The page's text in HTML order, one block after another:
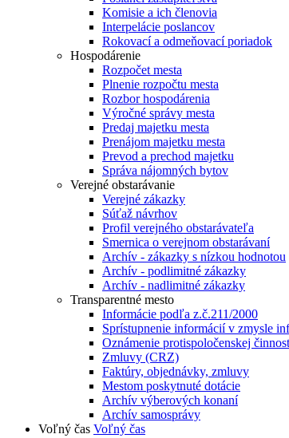
Komisie a ich členovia
Interpelácie poslancov
Rokovací a odmeňovací poriadok
Hospodárenie
Rozpočet mesta
Plnenie rozpočtu mesta
Rozbor hospodárenia
Výročné správy mesta
Predaj majetku mesta
Prenájom majetku mesta
Prevod a prechod majetku
Správa nájomných bytov
Verejné obstarávanie
Verejné zákazky
Súťaž návrhov
Profil verejného obstarávateľa
Smernica o verejnom obstarávaní
Archív - zákazky s nízkou hodnotou
Archív - podlimitné zákazky
Archív - nadlimitné zákazky
Transparentné mesto
Informácie podľa z.č.211/2000
Sprístupnenie informácií v zmysle
Oznámenie protispoločenskej
Zmluvy (CRZ)
Faktúry, objednávky, zmluvy
Mestom poskytnuté dotácie
Archív výberových konaní
Archív samosprávy
Voľný čas Voľný čas